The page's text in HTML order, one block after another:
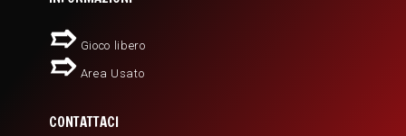
Gioco libero
Area Usato
CONTATTACI